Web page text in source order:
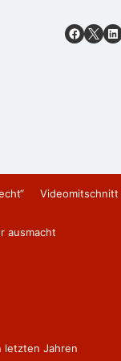
Videomitschnitt
ausmacht
letzten Jahren